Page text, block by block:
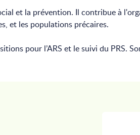
et la prévention. Il contribue à
et les populations précaires.
pour l’ARS et le suivi du PRS.